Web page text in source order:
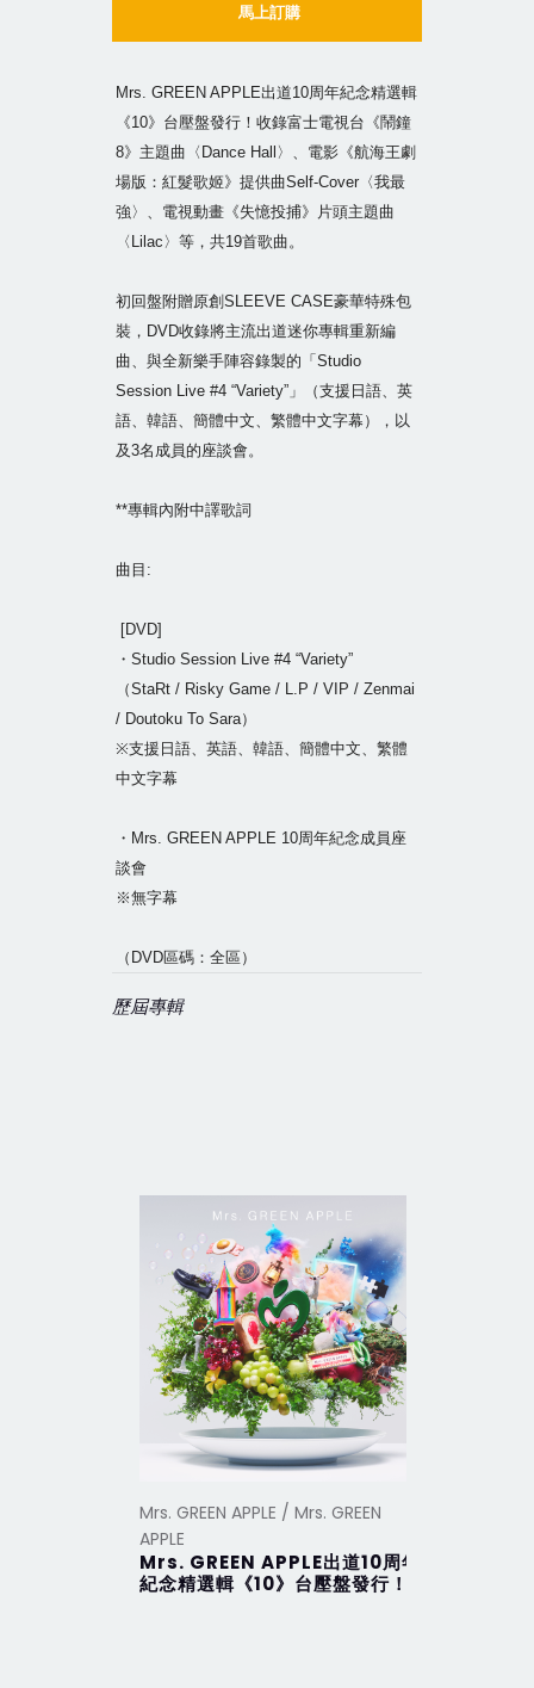
馬上訂購
Mrs. GREEN APPLE出道10周年紀念精選輯
《10》台壓盤發行！收錄富士電視台《鬧鐘
8》主題曲〈Dance Hall〉、電影《航海王劇
場版：紅髮歌姬》提供曲Self-Cover〈我最
強〉、電視動畫《失憶投捕》片頭主題曲
〈Lilac〉等，共19首歌曲。
初回盤附贈原創SLEEVE CASE豪華特殊包
裝，DVD收錄將主流出道迷你專輯重新編
曲、與全新樂手陣容錄製的「Studio
Session Live #4 “Variety”」（支援日語、英
語、韓語、簡體中文、繁體中文字幕），以
及3名成員的座談會。
**專輯內附中譯歌詞
曲目:
[DVD]
・Studio Session Live #4 “Variety”
（StaRt / Risky Game / L.P / VIP / Zenmai
/ Doutoku To Sara）
※支援日語、英語、韓語、簡體中文、繁體
中文字幕
・Mrs. GREEN APPLE 10周年紀念成員座
談會
※無字幕
（DVD區碼：全區）
歷屆專輯
Mrs. GREEN APPLE / Mrs. GREEN
APPLE
Mrs. GREEN APPLE出道10周年
紀念精選輯《10》台壓盤發行！